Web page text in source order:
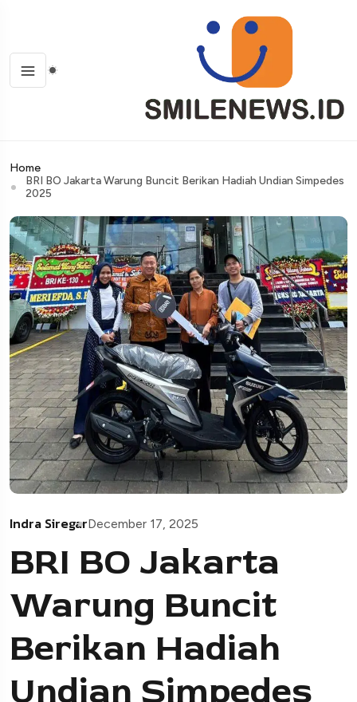
Home
BRI BO Jakarta Warung Buncit Berikan Hadiah Undian Simpedes
2025
Indra SiregarDecember 17, 2025
BRI BO Jakarta
Warung Buncit
Berikan Hadiah
Undian Simpedes